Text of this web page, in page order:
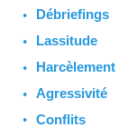
Débriefings
Lassitude
Harcèlement
Agressivité
Conflits